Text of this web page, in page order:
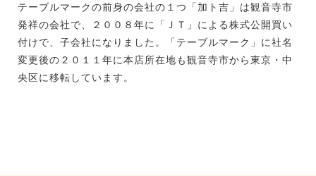
テーブルマークの前身の会社の１つ「加ト吉」は観音寺市
発祥の会社で、２００８年に「ＪＴ」による株式公開買い
付けで、子会社になりました。「テーブルマーク」に社名
変更後の２０１１年に本店所在地も観音寺市から東京・中
央区に移転しています。